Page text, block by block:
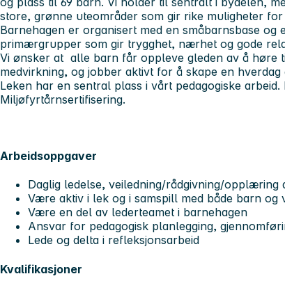
store, grønne uteområder som gir rike muligheter
Barnehagen er organisert med en småbarnsbase og
primærgrupper som gir trygghet, nærhet og gode
Vi ønsker at alle barn får oppleve gleden av å høre
medvirkning, og jobber aktivt for å skape en
Leken har en sentral plass i vårt pedagogiske
Miljøfyrtårnsertifisering.
Arbeidsoppgaver
Daglig ledelse, veiledning/rådgivning/opplæring
Være aktiv i lek og i samspill med både barn og
Være en del av lederteamet i barnehagen
Ansvar for pedagogisk planlegging,
Lede og delta i refleksjonsarbeid
Kvalifikasjoner